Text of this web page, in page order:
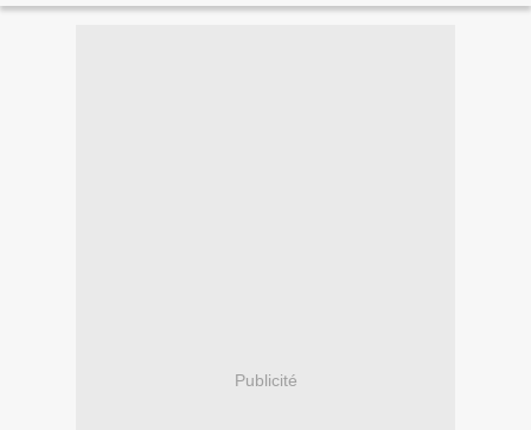
Publicité